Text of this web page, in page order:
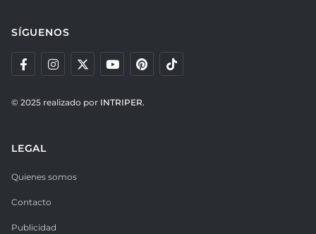
SÍGUENOS
© 2025 realizado por INTRIPER.
LEGAL
Quienes somos
Contacto
Publicidad